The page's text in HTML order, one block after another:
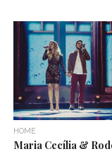
HOME
Maria Cecília &